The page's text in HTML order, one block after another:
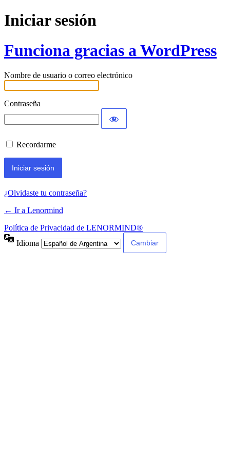
Iniciar sesión
Funciona gracias a WordPress
Nombre de usuario o correo electrónico
Contraseña
Recordarme
¿Olvidaste tu contraseña?
← Ir a Lenormind
Política de Privacidad de LENORMIND®
Idioma